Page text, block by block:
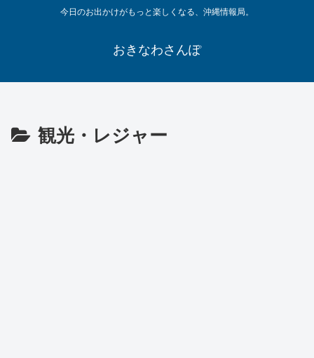
今日のお出かけがもっと楽しくなる、沖縄情報局。
おきなわさんぽ
観光・レジャー